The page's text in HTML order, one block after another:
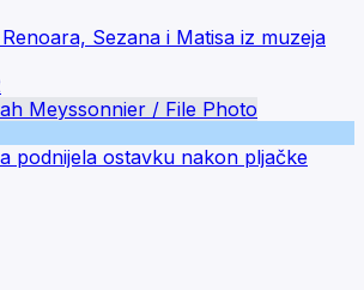
Sezana i Matisa iz muzeja
podnijela ostavku nakon pljačke